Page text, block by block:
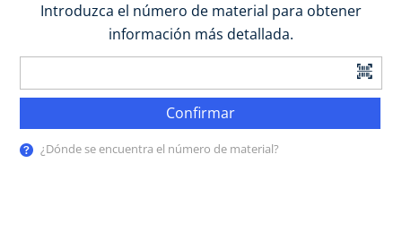
Introduzca el número de material para obtener
información más detallada.
Confirmar
¿Dónde se encuentra el número de material?